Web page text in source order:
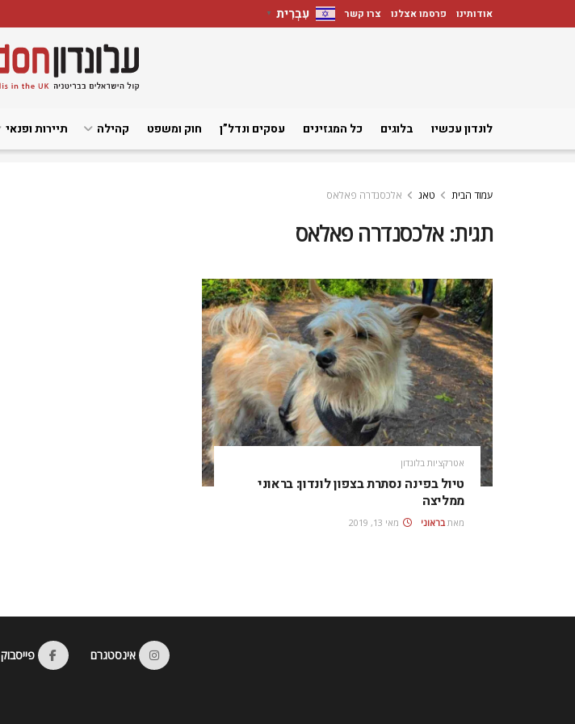
אודותינו פרסמו אצלנו צרו קשר עִבְרִית ▼
לונדון עכשיו בלוגים כל המגזינים עסקים ונדל”ן חוק ומשפט קהילה תיירות ופנאי
עמוד הבית טאג אלכסנדרה פאלאס
תגית:אלכסנדרה פאלאס
אטרקציות בלונדון
טיול בפינה נסתרת בצפון לונדון: בראוני
ממליצה
מאת בראוני מאי 13, 2019
אינסטגרם פייסבוק